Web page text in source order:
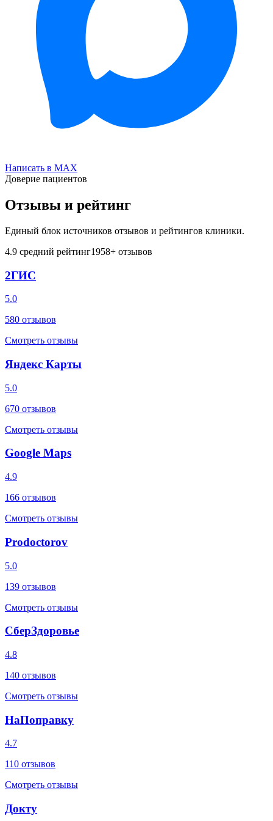
Написать в MAX
Доверие пациентов
Отзывы и рейтинг
Единый блок источников отзывов и рейтингов клиники.
4.9 средний рейтинг1958+ отзывов
2ГИС
5.0
580 отзывов
Смотреть отзывы
Яндекс Карты
5.0
670 отзывов
Смотреть отзывы
Google Maps
4.9
166 отзывов
Смотреть отзывы
Prodoctorov
5.0
139 отзывов
Смотреть отзывы
СберЗдоровье
4.8
140 отзывов
Смотреть отзывы
НаПоправку
4.7
110 отзывов
Смотреть отзывы
Докту